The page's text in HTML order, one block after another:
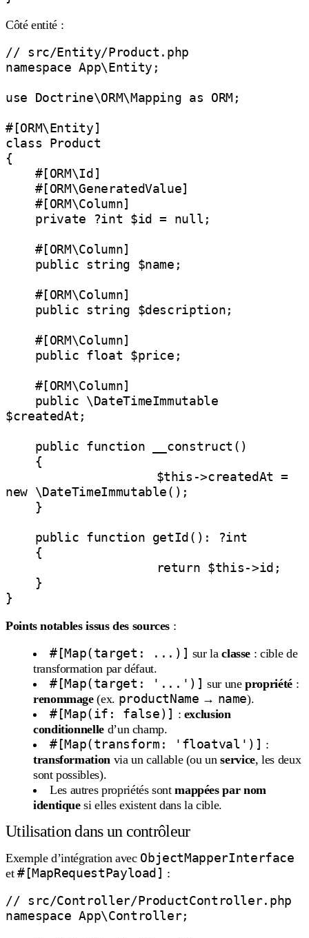
Côté entité :
// src/Entity/Product.php
namespace App\Entity;
use Doctrine\ORM\Mapping as ORM;
#[ORM\Entity]
class Product
{
$createdAt;
new \DateTimeImmutable();
Points notables issus des sources :
#[Map(target: ...)] sur laclasse : cible de
transformation par défaut.
#[Map(target: '...')] sur unepropriété:
renommage(ex. productName → name).
#[Map(if: false)] : exclusion
conditionnelled’un champ.
#[Map(transform: 'floatval')] :
transformationvia un callable (ou unservice, les deux
sont possibles).
Les autres propriétés sontmappées par nom
identiquesi elles existent dans la cible.
Utilisation dans un contrôleur
Exemple d’intégration avec ObjectMapperInterface
et #[MapRequestPayload] :
// src/Controller/ProductController.php
namespace App\Controller;